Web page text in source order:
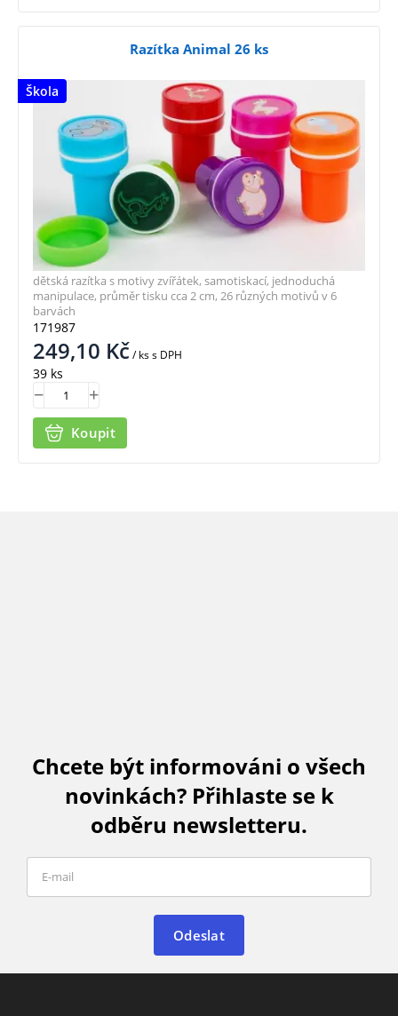
Škola
Razítka Animal 26 ks
171987
249,10 Kč/ kss DPH
39 ks
Koupit
dětská razítka s motivy zvířátek, samotiskací, jednoduchá
manipulace, průměr tisku cca 2 cm, 26 různých motivů v 6
barvách
Chcete být informováni o všech
novinkách? Přihlaste se k
odběru newsletteru.
Odeslat